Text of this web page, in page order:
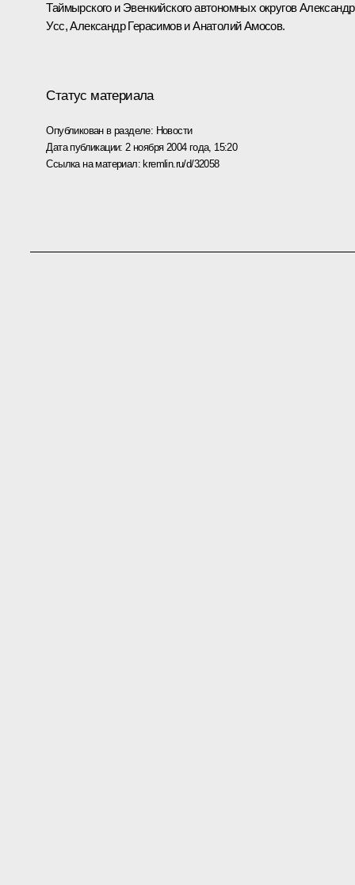
Таймырского и Эвенкийского автономных округов Александр
Усс, Александр Герасимов и Анатолий Амосов.
Статус материала
Опубликован в разделе: Новости
Дата публикации: 2 ноября 2004 года, 15:20
Ссылка на материал:kremlin.ru/d/32058